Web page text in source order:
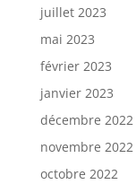
juillet 2023
mai 2023
février 2023
janvier 2023
décembre 2022
novembre 2022
octobre 2022